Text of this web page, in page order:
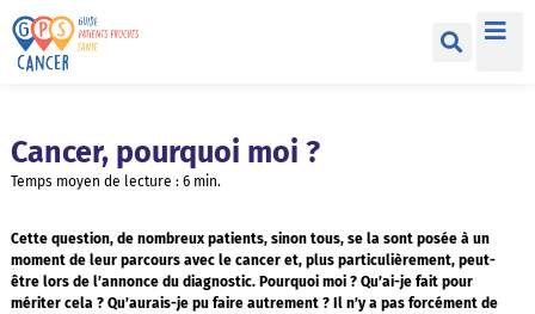
Cancer, pourquoi moi ?
Temps moyen de lecture : 6 min.
Cette question, de nombreux patients, sinon tous, se la sont posée à un
moment de leur parcours avec le cancer et, plus particulièrement, peut-
être lors de l’annonce du diagnostic. Pourquoi moi ? Qu’ai-je fait pour
mériter cela ? Qu’aurais-je pu faire autrement ? Il n’y a pas forcément de